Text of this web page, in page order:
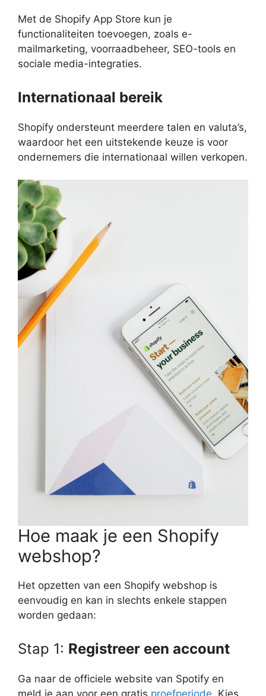
Met de Shopify App Store kun je
functionaliteiten toevoegen, zoals e-
mailmarketing, voorraadbeheer, SEO-tools en
sociale media-integraties.
Internationaal bereik
Shopify ondersteunt meerdere talen en valuta’s,
waardoor het een uitstekende keuze is voor
ondernemers die internationaal willen verkopen.
Hoe maak je een Shopify
webshop?
Het opzetten van een Shopify webshop is
eenvoudig en kan in slechts enkele stappen
worden gedaan:
Stap 1: Registreer een account
Ga naar de officiele website van Spotify en
meld je aan voor een gratis proefperiode. Kies